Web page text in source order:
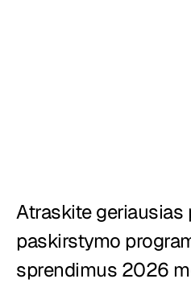
Maisto tiekimas
Kainos
Atraskite geriausias
paskirstymo
sprendimus 2026